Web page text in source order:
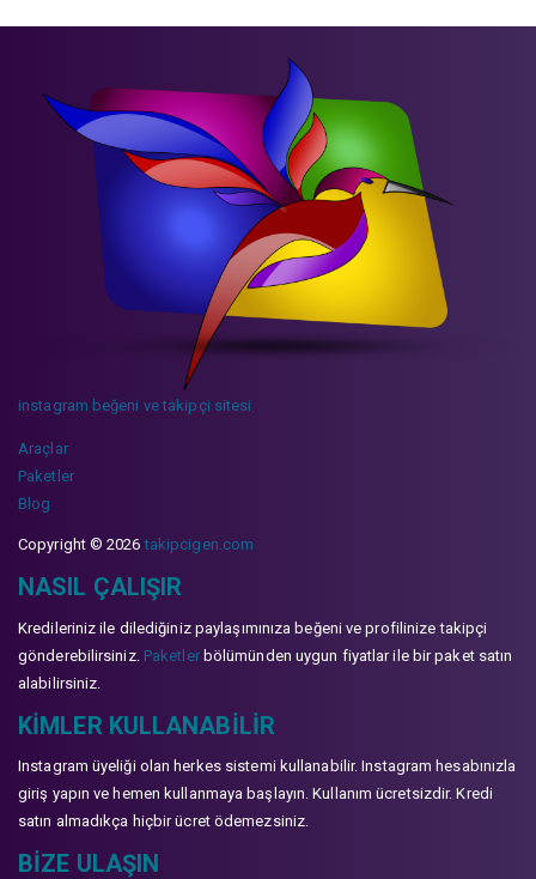
instagram beğeni ve takipçi sitesi
Araçlar
Paketler
Blog
Copyright © 2026takipcigen.com
NASIL ÇALIŞIR
Kredileriniz ile dilediğiniz paylaşımınıza beğeni ve profilinize takipçi
gönderebilirsiniz. Paketlerbölümünden uygun fiyatlar ile bir paket satın
alabilirsiniz.
KIMLER KULLANABILIR
Instagram üyeliği olan herkes sistemi kullanabilir. Instagram hesabınızla
giriş yapın ve hemen kullanmaya başlayın. Kullanım ücretsizdir. Kredi
satın almadıkça hiçbir ücret ödemezsiniz.
BIZE ULAŞIN